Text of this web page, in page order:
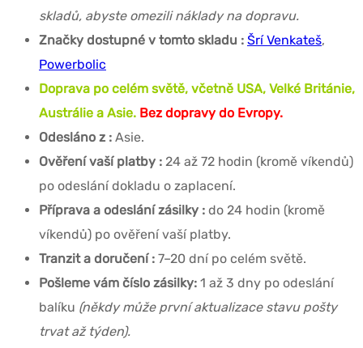
skladů, abyste omezili náklady na dopravu.
Značky dostupné v tomto skladu : Šrí Venkateš,
Powerbolic
Doprava po celém světě, včetně USA, Velké Británie,
Austrálie a Asie. Bez dopravy do Evropy.
Odesláno z : Asie.
Ověření vaší platby : 24 až 72 hodin (kromě víkendů)
po odeslání dokladu o zaplacení.
Příprava a odeslání zásilky : do 24 hodin (kromě
víkendů) po ověření vaší platby.
Tranzit a doručení : 7–20 dní po celém světě.
Pošleme vám číslo zásilky: 1 až 3 dny po odeslání
balíku (někdy může první aktualizace stavu pošty
trvat až týden).